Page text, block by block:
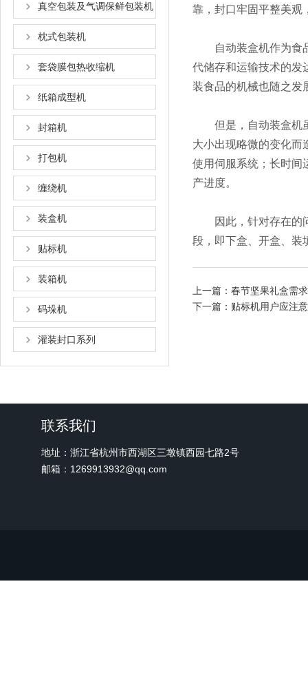
真空包装及气调保鲜包装机
枕式包装机
套袋膜包热收缩机
纸箱成型机
封箱机
打包机
缠绕机
装盒机
贴标机
装箱机
码垛机
灌装封口系列
靠，封口牢固平整美观
自动装盒机作为食品
代储存和运输技术的发
装食品的机械也随之发
但是，自动装盒机虽
大小出现略微的变化而
使用伺服系统；长时间
产进度。
因此，针对存在的问
段，即下盒、开盒、装
上一篇： 春节坚果礼盒需
下一篇： 贴标机用户应注
联系我们
地址：浙江省杭州市西湖区三墩镇西园七路2号
邮箱：1269913932@qq.com